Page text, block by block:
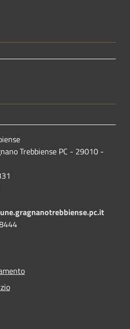
Trebbiense PC - 29010 -